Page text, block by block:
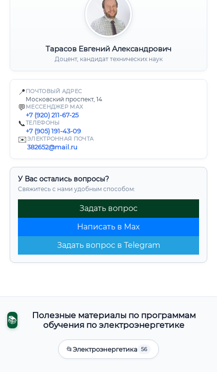
Тарасов Евгений Александрович
Доцент, кандидат технических наук
📍 ПОЧТОВЫЙ АДРЕС
Московский проспект, 14
💬 МЕССЕНДЖЕР MAX
+7 (920) 211-67-25
📞ТЕЛЕФОНЫ
+7 (905) 191-43-09
✉️ЭЛЕКТРОННАЯ ПОЧТА
382652@mail.ru
У Вас остались вопросы?
Свяжитесь с нами удобным способом:
Задать вопрос
Написать в Max
Задать вопрос в Telegram
📚
Полезные материалы по программам
обучения по электроэнергетике
📂Электроэнергетика 56